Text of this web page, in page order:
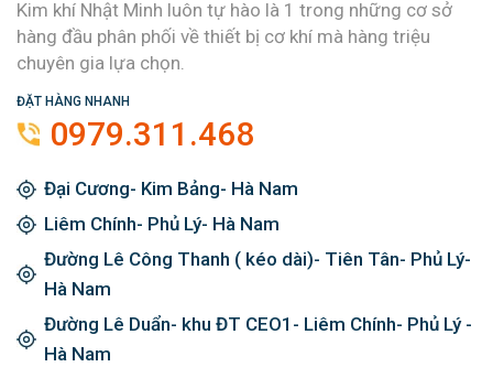
Kim khí Nhật Minh luôn tự hào là 1 trong những cơ sở
hàng đầu phân phối về thiết bị cơ khí mà hàng triệu
chuyên gia lựa chọn.
ĐẶT HÀNG NHANH
0979.311.468
Đại Cương- Kim Bảng- Hà Nam
Liêm Chính- Phủ Lý- Hà Nam
Đường Lê Công Thanh ( kéo dài)- Tiên Tân- Phủ Lý-
Hà Nam
Đường Lê Duẩn- khu ĐT CEO1- Liêm Chính- Phủ Lý -
Hà Nam